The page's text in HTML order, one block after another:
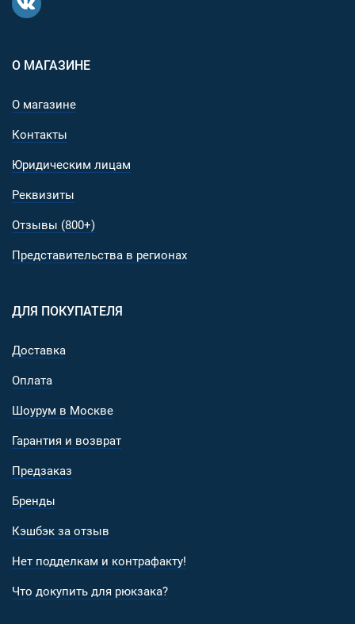
О МАГАЗИНЕ
О магазине
Контакты
Юридическим лицам
Реквизиты
Отзывы (800+)
Представительства в регионах
ДЛЯ ПОКУПАТЕЛЯ
Доставка
Оплата
Шоурум в Москве
Гарантия и возврат
Предзаказ
Бренды
Кэшбэк за отзыв
Нет подделкам и контрафакту!
Что докупить для рюкзака?